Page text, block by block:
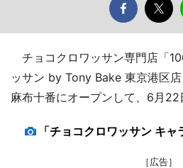
チョコクロワッサン専門店「
ッサン by Tony Bake 東京港区
麻布十番にオープンして、6月22
「チョコクロワッサン キャ
［広告］